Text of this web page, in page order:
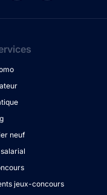
neuf
jeux-concours